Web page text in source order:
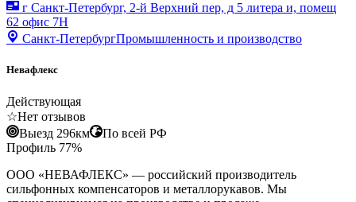
г Санкт-Петербург, 2-й Верхний пер, д 5 литера и, помещ
62 офис 7Н
Санкт-ПетербургПромышленность и производство
Невафлекс
Действующая
☆Нет отзывов
Выезд 296км
По всей РФ
Профиль 77%
ООО «НЕВАФЛЕКС» — российский производитель
сильфонных компенсаторов и металлорукавов. Мы